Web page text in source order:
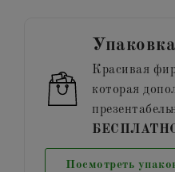
Красивая
которая
Посмотреть